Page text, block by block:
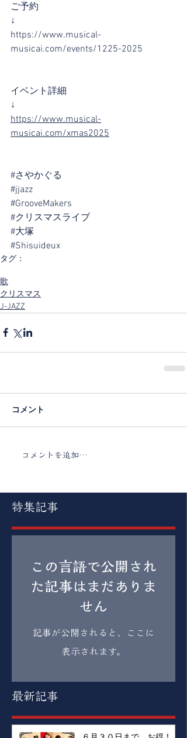
ご予約
↓
https://www.musical-
musicai.com/events/1225-2025
イベント詳細
↓
https://www.musical-
musicai.com/xmas2025
#さやかぐる
#jjazz
#GrooveMakers
#クリスマスライブ
#大塚
#Shisuideux
タグ：
歌
クリスマス
J-JAZZ
コメント
コメントを追加…
特集記事
この言語で公開され
た記事はまだありま
せん
記事が公開されると、ここに
表示されます。
最新記事